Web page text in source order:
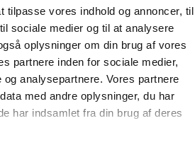
tilpasse vores indhold og annoncer, til
sociale medier og til at analysere
oplysninger om din brug af vores
partnere inden for sociale medier,
analysepartnere. Vores partnere
med andre oplysninger, du har
har indsamlet fra din brug af deres
fantasi
bag Danmarks nationalopera,
af hans værker at kende.